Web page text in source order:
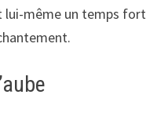
lui-même un temps fort